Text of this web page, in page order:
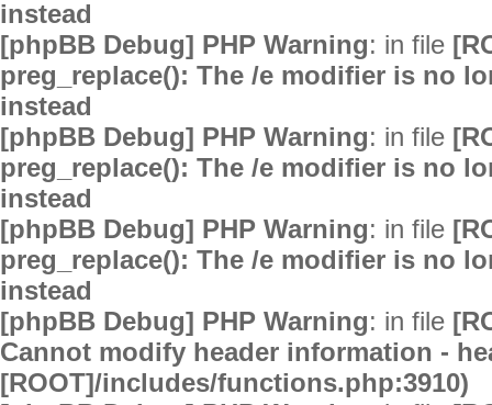
instead
[phpBB Debug] PHP Warning: in file
preg_replace(): The /e modifier is no
instead
[phpBB Debug] PHP Warning: in file
preg_replace(): The /e modifier is no
instead
[phpBB Debug] PHP Warning: in file
preg_replace(): The /e modifier is no
instead
[phpBB Debug] PHP Warning: in file
Cannot modify header information -
[ROOT]/includes/functions.php:3910)